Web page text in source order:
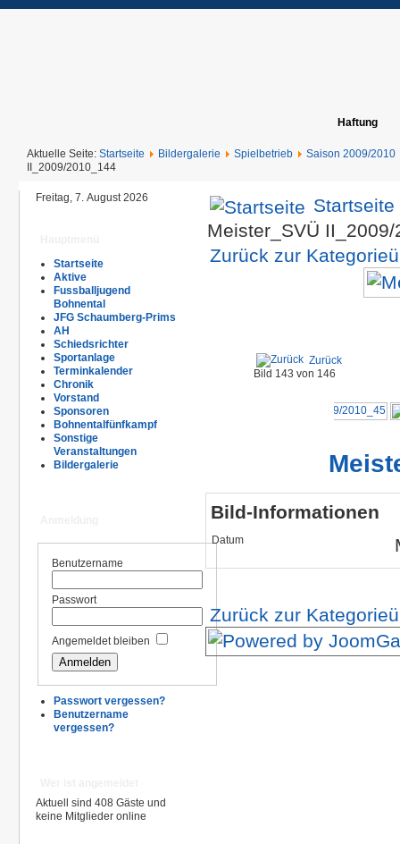
Haftung
Aktuelle Seite: Startseite Bildergalerie Spielbetrieb
Saison 2009/2010
II_2009/2010_144
Freitag, 7. August 2026
Startseite
Aktive
Fussballjugend
Bohnental
JFG Schaumberg-Prims
AH
Schiedsrichter
Sportanlage
Terminkalender
Chronik
Vorstand
Sponsoren
Bohnentalfünfkampf
Sonstige
Veranstaltungen
Bildergalerie
Benutzername
Passwort
Angemeldet bleiben
Passwort vergessen?
Benutzername
vergessen?
Aktuell sind 408 Gäste und
keine Mitglieder online
Startseite
Meister_SVÜ
Zurück zur
Zurück
Bild 143 von 146
Bild-Informationen
Datum
Zurück zur